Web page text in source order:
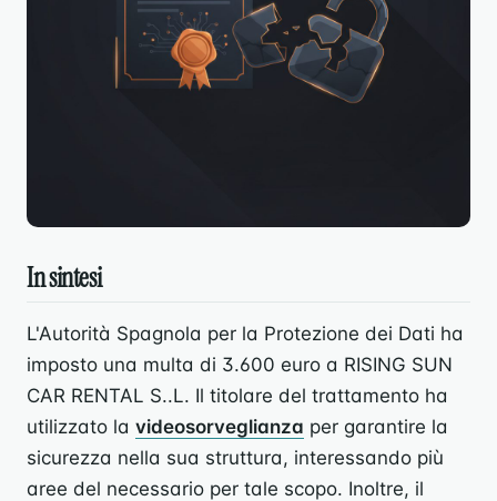
In sintesi
L'Autorità Spagnola per la Protezione dei Dati ha
imposto una multa di 3.600 euro a RISING SUN
CAR RENTAL S..L. Il titolare del trattamento ha
utilizzato la videosorveglianza per garantire la
sicurezza nella sua struttura, interessando più
aree del necessario per tale scopo. Inoltre, il